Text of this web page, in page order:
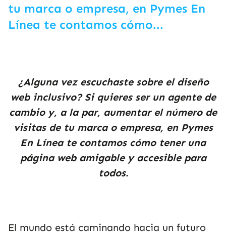
tu marca o empresa, en Pymes En
Línea te contamos cómo...
¿Alguna vez escuchaste sobre el diseño
web inclusivo? Si quieres ser un agente de
cambio y, a la par, aumentar el número de
visitas de tu marca o empresa, en Pymes
En Línea te contamos cómo tener una
página web amigable y accesible para
todos.
El mundo está caminando hacia un futuro